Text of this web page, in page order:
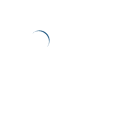
Artikel
anzeigen